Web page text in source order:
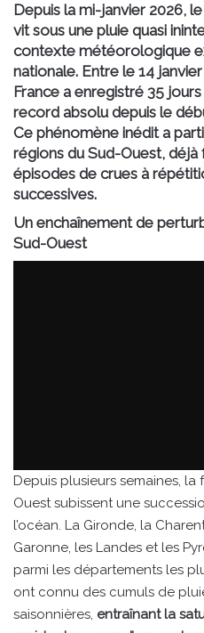
Depuis la mi-janvier 2026,
vit sous une pluie quasi
contexte météorologique
nationale. Entre le 14
France a enregistré 35
record absolu depuis le
Ce phénomène inédit a
régions du Sud-Ouest, déjà
épisodes de crues à
successives.
Un enchaînement de
Sud-Ouest
Depuis plusieurs semaines,
Ouest subissent une
l’océan. La Gironde, la
Garonne, les Landes et les
parmi les départements les
ont connu des cumuls de
saisonnières, entraînant la